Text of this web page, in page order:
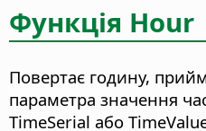
Функція Hour
Повертає годину,
параметра значення
TimeSerial або